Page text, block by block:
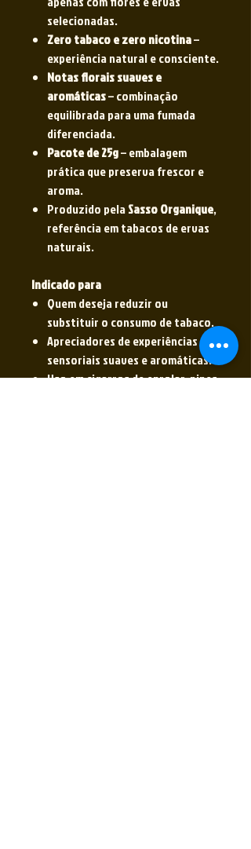
selecionadas.
Zero tabaco e zero nicotina–
experiência natural e consciente.
Notas florais suaves e
aromáticas– combinação
equilibrada para uma fumada
diferenciada.
Pacote de 25g– embalagem
prática que preserva frescor e
aroma.
Produzido pelaSasso Organique,
referência em tabacos de ervas
naturais.
Indicado para
Quem deseja reduzir ou
substituir o consumo de tabaco.
Apreciadores de experiências
sensoriais suaves e aromáticas.
Uso em cigarros de enrolar, pipes